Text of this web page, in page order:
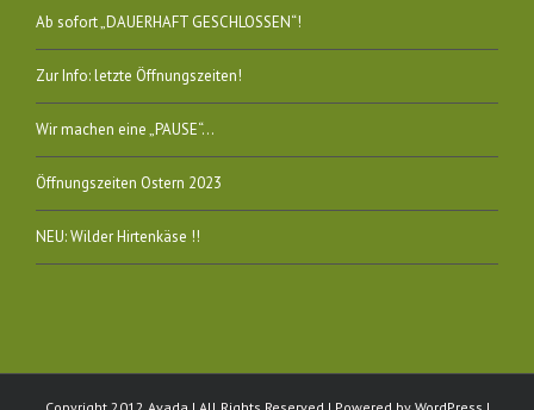
Ab sofort „DAUERHAFT GESCHLOSSEN“!
Zur Info: letzte Öffnungszeiten!
Wir machen eine „PAUSE“…
Öffnungszeiten Ostern 2023
NEU: Wilder Hirtenkäse !!